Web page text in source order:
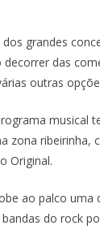
dos grandes
decorrer das
outras
musical
zona ribeirinha,
Original.
ao palco uma
do rock